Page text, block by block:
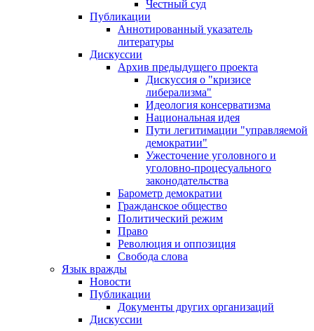
Честный суд
Публикации
Аннотированный указатель
литературы
Дискуссии
Архив предыдущего проекта
Дискуссия о "кризисе
либерализма"
Идеология консерватизма
Национальная идея
Пути легитимации "управляемой
демократии"
Ужесточение уголовного и
уголовно-процесуального
законодательства
Барометр демократии
Гражданское общество
Политический режим
Право
Революция и оппозиция
Свобода слова
Язык вражды
Новости
Публикации
Документы других организаций
Дискуссии